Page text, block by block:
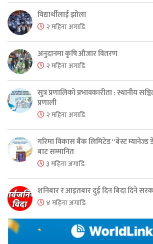
विद्यार्थीलाई झोला
२ महिना अगाडि
अनुदानमा कृषि औजार वितरण
२ महिना अगाडि
सुत्र प्रणालिको प्रभावकारीता : स्थानीय
प्रणाली
२ महिना अगाडि
गरिमा विकास बैंक लिमिटेड “बेस्ट
बाट सम्मानित
३ महिना अगाडि
शनिबार र आइतबार दुई दिन बिदा दिने
४ महिना अगाडि